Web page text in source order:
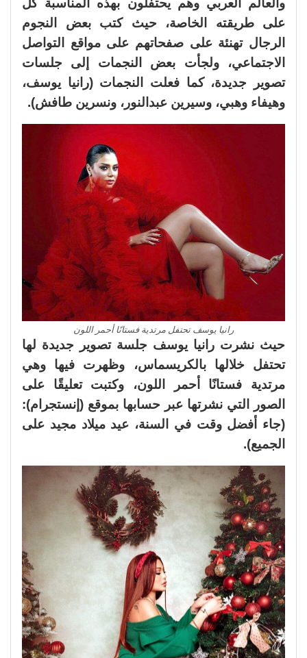
والعالم العربي وهم يحتفلون بهذه المناسبة كل
على طريقته الخاصة، حيث كتب بعض النجوم
الرجال تهنئة على صفحاتهم على مواقع التواصل
الاجتماعي، ولجأت بعض النجمات إلى جلسات
تصوير جديدة، كما فعلت النجمات (رانيا يوسف،
وهيفاء وهبي، وسيرين عبدالنور، ونسرين طافش).
رانيا يوسف تحتفل مرتدية فستانًا أحمر اللون
حيث نشرت رانيا يوسف جلسة تصوير جديدة لها
تحتفل خلالها بالكريسماس، وظهرت فيها وهي
مرتدية فستانًا أحمر اللون، وكتبت تعليقًا على
الصور التي نشرتها عبر حسابها بموقع (إنستجرام):
(جاء أفضل وقت في السنة، عيد ميلاد مجيد على
الجميع).